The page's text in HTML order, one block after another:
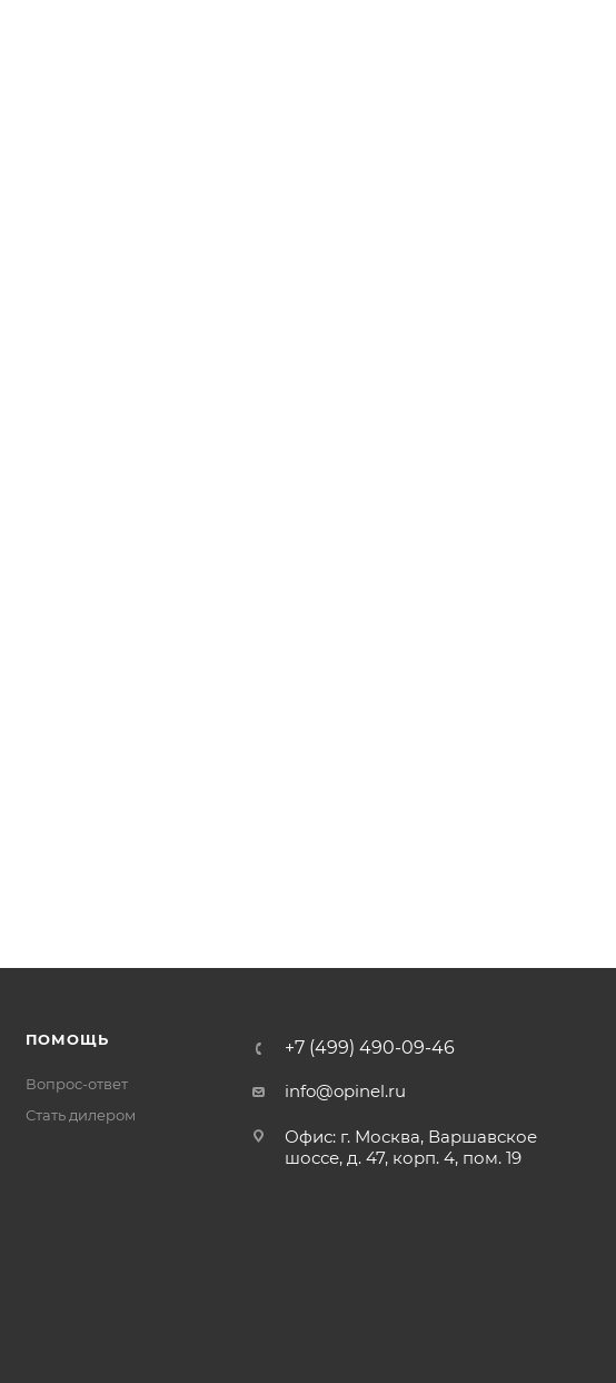
ПОМОЩЬ
Вопрос-ответ
Стать дилером
+7 (499) 490-09-46
info@opinel.ru
Офис: г. Москва, Варшавское
шоссе, д. 47, корп. 4, пом. 19